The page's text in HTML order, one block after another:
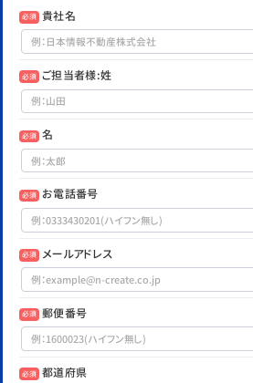
必須 貴社名
必須 ご担当者様:姓
必須 名
必須 お電話番号
必須 メールアドレス
必須 郵便番号
必須 都道府県